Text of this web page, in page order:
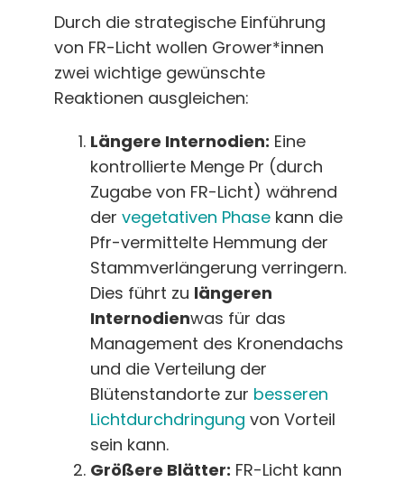
Durch die strategische Einführung
von FR-Licht wollen Grower*innen
zwei wichtige gewünschte
Reaktionen ausgleichen:
Längere Internodien: Eine
kontrollierte Menge Pr (durch
Zugabe von FR-Licht) während
der vegetativen Phase kann die
Pfr-vermittelte Hemmung der
Stammverlängerung verringern.
Dies führt zu längeren
Internodienwas für das
Management des Kronendachs
und die Verteilung der
Blütenstandorte zur besseren
Lichtdurchdringung von Vorteil
sein kann.
Größere Blätter: FR-Licht kann